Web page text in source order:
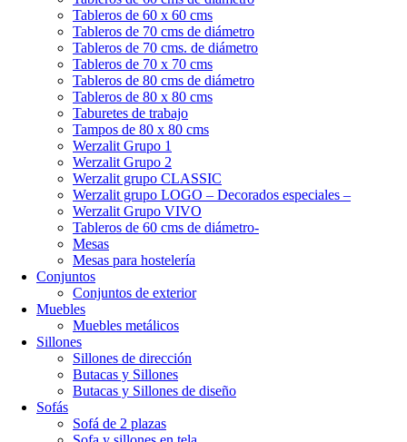
Tableros de 60 x 60 cms
Tableros de 70 cms de diámetro
Tableros de 70 cms. de diámetro
Tableros de 70 x 70 cms
Tableros de 80 cms de diámetro
Tableros de 80 x 80 cms
Taburetes de trabajo
Tampos de 80 x 80 cms
Werzalit Grupo 1
Werzalit Grupo 2
Werzalit grupo CLASSIC
Werzalit grupo LOGO – Decorados especiales –
Werzalit Grupo VIVO
Tableros de 60 cms de diámetro-
Mesas
Mesas para hostelería
Conjuntos
Conjuntos de exterior
Muebles
Muebles metálicos
Sillones
Sillones de dirección
Butacas y Sillones
Butacas y Sillones de diseño
Sofás
Sofá de 2 plazas